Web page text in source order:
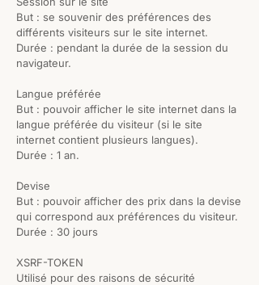
But : se souvenir des préférences des
différents visiteurs sur le site internet.
Durée : pendant la durée de la session du
navigateur.
Langue préférée
But : pouvoir afficher le site internet dans la
langue préférée du visiteur (si le site
internet contient plusieurs langues).
Durée : 1 an.
Devise
But : pouvoir afficher des prix dans la devise
qui correspond aux préférences du visiteur.
Durée : 30 jours
XSRF-TOKEN
Utilisé pour des raisons de sécurité